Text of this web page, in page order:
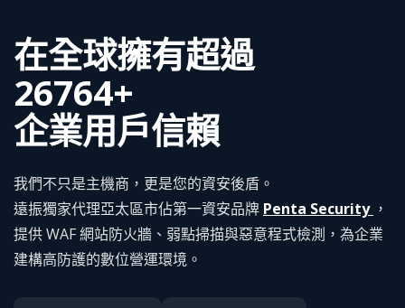
在全球擁有超過
36711+
企業用戶信賴
我們不只是主機商，更是您的資安後盾。
遠振獨家代理亞太區市佔第一資安品牌 Penta Security ，
提供 WAF 網站防火牆、弱點掃描與惡意程式檢測，為企業
建構高防護的數位營運環境。